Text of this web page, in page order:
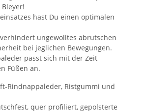
hast Du einen optimalen
ungewolltes abrutschen
bei jeglichen Bewegungen.
passt sich mit der Zeit
Füßen an.
Rindnappaleder, Ristgummi und
quer profiliert, gepolsterte